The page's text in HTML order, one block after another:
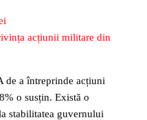
acțiunii militare din
de a întreprinde acțiuni
o susțin. Există o
stabilitatea guvernului